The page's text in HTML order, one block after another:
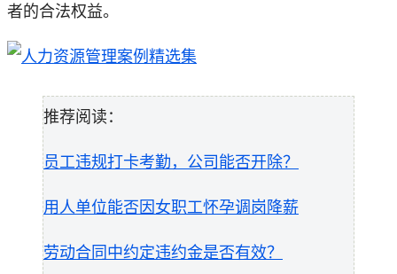
者的合法权益。
推荐阅读：
员工违规打卡考勤，公司能否开除？
用人单位能否因女职工怀孕调岗降薪
劳动合同中约定违约金是否有效？